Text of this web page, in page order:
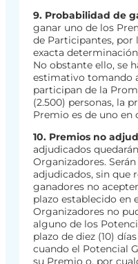
9. Probabilidad de
ganar uno de los
de Participantes, por
exacta
No obstante ello, se
estimativo tomando
participan de la
(2.500) personas, la
Premio es de uno en
10. Premios no
adjudicados
Organizadores.
adjudicados, sin que
ganadores no
plazo establecido en
Organizadores no
alguno de los
plazo de diez (10)
cuando el Potencial
su Premio o, por